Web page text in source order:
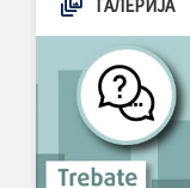
ГАЛЕРИЈА